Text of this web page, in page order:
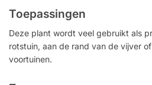
Toepassingen
Deze plant wordt veel gebruikt als
rotstuin, aan de rand van de vijver
voortuinen.